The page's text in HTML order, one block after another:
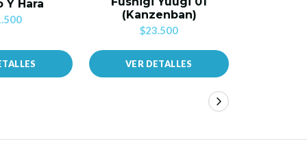
Y Hara
(Kanzenban)
$23.500
VER DETALLES